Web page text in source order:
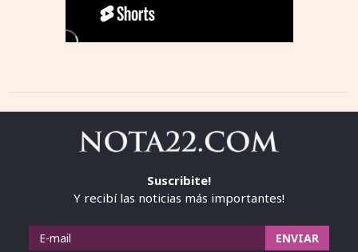
Suscribite!
Y recibí las noticias más importantes!